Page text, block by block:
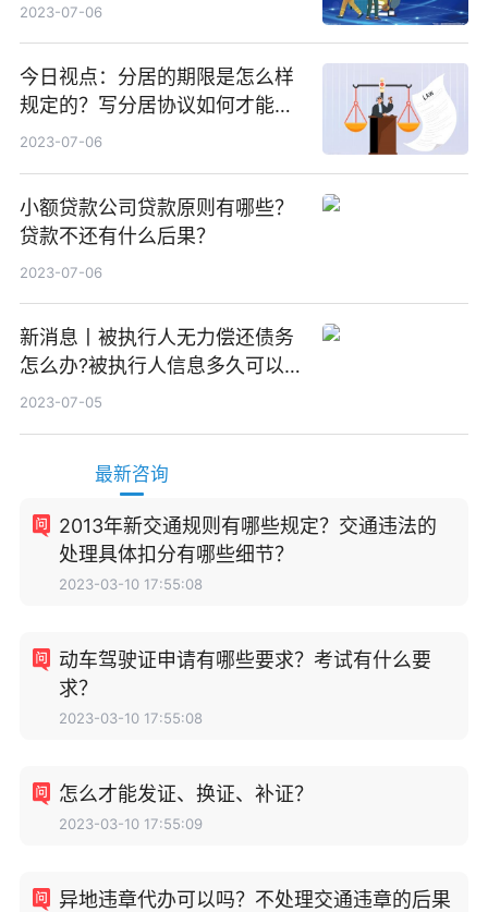
2023-07-06
今日视点：分居的期限是怎么样
规定的？写分居协议如何才能有
效？
2023-07-06
小额贷款公司贷款原则有哪些？
贷款不还有什么后果？
2023-07-06
新消息丨被执行人无力偿还债务
怎么办?被执行人信息多久可以
消除?
2023-07-05
最新咨询
2013年新交通规则有哪些规定？交通违法的
处理具体扣分有哪些细节？
2023-03-10 17:55:08
动车驾驶证申请有哪些要求？考试有什么要
求？
2023-03-10 17:55:08
怎么才能发证、换证、补证？
2023-03-10 17:55:09
异地违章代办可以吗？不处理交通违章的后果